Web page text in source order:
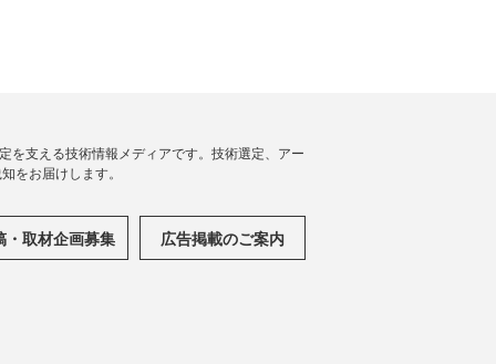
を支える技術情報メディアです。技術選定、アー
をお届けします。
・取材企画募集 広告掲載のご案内